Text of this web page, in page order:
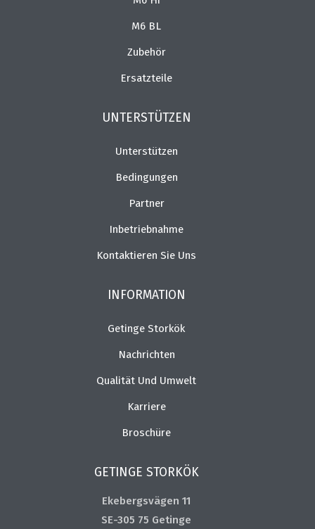
M6 BL
Zubehör
Ersatzteile
UNTERSTÜTZEN
Unterstützen
Bedingungen
Partner
Inbetriebnahme
Kontaktieren Sie Uns
INFORMATION
Getinge Storkök
Nachrichten
Qualität Und Umwelt
Karriere
Broschüre
GETINGE STORKÖK
Ekebergsvägen 11
SE-305 75 Getinge